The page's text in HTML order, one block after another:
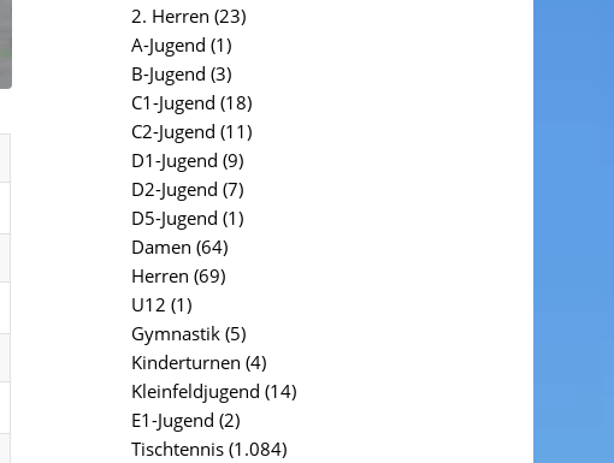
2. Herren (23)
A-Jugend (1)
B-Jugend (3)
C1-Jugend (18)
C2-Jugend (11)
D1-Jugend (9)
D2-Jugend (7)
D5-Jugend (1)
Damen (64)
Herren (69)
U12 (1)
Gymnastik(5)
Kinderturnen (4)
Kleinfeldjugend (14)
E1-Jugend (2)
Tischtennis(1.084)